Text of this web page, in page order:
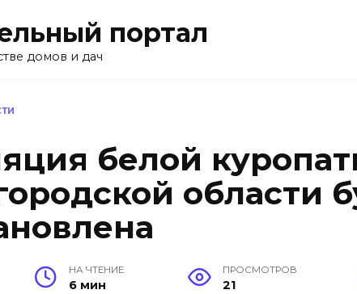
портал
домов и дач
белой
области
НА ЧТЕНИЕ
6 мин
ПРОСМОТРОВ
21